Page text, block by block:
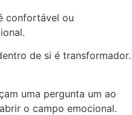
confortável ou
de si é transformador.
uma pergunta um ao
o campo emocional.